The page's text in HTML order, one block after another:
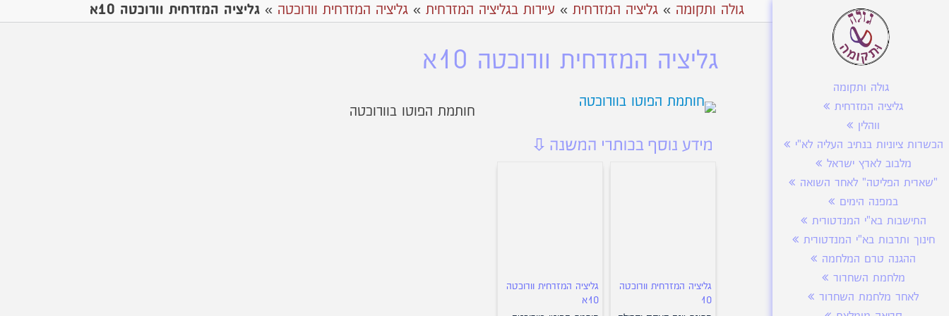
גולה ותקומה
גליציה המזרחית
ווהלין
הכשרות ציוניות בנתיב העליה לא"י
מלבוב לארץ ישראל
"שארית הפליטה" לאחר השואה
במפנה הימים
התישבות בא"י המנדטורית
חינוך ותרבות בא"י המנדטורית
ההגנה טרם המלחמה
מלחמת השחרור
לאחר מלחמת השחרור
גולה ותקומה » גליציה המזרחית » עיירות בגליציה המזרחית » גליציה המזרחית וורוכטה » גליציה המזרחית וורוכטה 10א
גליציה המזרחית וורוכטה 10א
חותמת הפוטו בוורוכטה
גליציה המזרחית וורוכטה
10
גליציה המזרחית וורוכטה
10א